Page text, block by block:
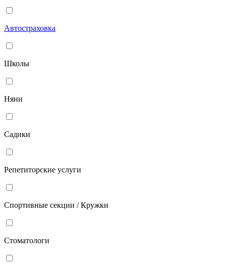
Автостраховка
Школы
Няни
Садики
Репетиторские услуги
Спортивные секции / Кружки
Стоматологи